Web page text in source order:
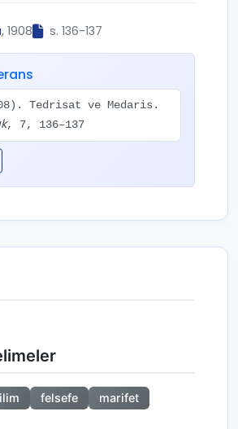
, 1908 s. 136-137
Tedrisat ve Medaris.
, 7, 136–137
ilim felsefe
marifet